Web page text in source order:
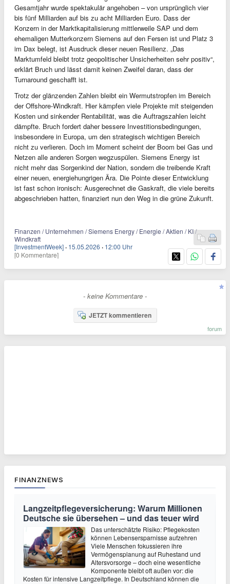
Gesamtjahr wurde spektakulär angehoben – von ursprünglich vier
bis fünf Milliarden auf bis zu acht Milliarden Euro. Dass der
Konzern in der Marktkapitalisierung mittlerweile SAP und dem
ehemaligen Mutterkonzern Siemens auf den Fersen ist und Platz 3
im Dax belegt, ist Ausdruck dieser neuen Resilienz. „Das
Marktumfeld bleibt trotz geopolitischer Unsicherheiten sehr positiv“,
erklärt Bruch und lässt damit keinen Zweifel daran, dass der
Turnaround geschafft ist.
Trotz der glänzenden Zahlen bleibt ein Wermutstropfen im Bereich
der Offshore-Windkraft. Hier kämpfen viele Projekte mit steigenden
Kosten und sinkender Rentabilität, was die Auftragszahlen leicht
dämpfte. Bruch fordert daher bessere Investitionsbedingungen,
insbesondere in Europa, um den strategisch wichtigen Bereich
nicht zu verlieren. Doch im Moment scheint der Boom bei Gas und
Netzen alle anderen Sorgen wegzuspülen. Siemens Energy ist
nicht mehr das Sorgenkind der Nation, sondern die treibende Kraft
einer neuen, energiehungrigen Ära. Die Pointe dieser Entwicklung
ist fast schon ironisch: Ausgerechnet die Gaskraft, die viele bereits
abgeschrieben hatten, finanziert nun den Weg in die grüne Zukunft.
Finanzen / Unternehmen / Siemens Energy / Energie / Aktien / KI /
Windkraft
[InvestmentWeek] · 15.05.2026 · 12:00 Uhr
[0 Kommentare]
- keine Kommentare -
JETZT kommentieren
forum
FINANZNEWS
Langzeitpflegeversicherung: Warum Millionen
Deutsche sie übersehen – und das teuer wird
Das unterschätzte Risiko: Pflegekosten
können Lebensersparnisse aufzehren
Viele Menschen fokussieren ihre
Vermögensplanung auf Ruhestand und
Altersvorsorge – doch eine wesentliche
Komponente bleibt oft außen vor: die
Kosten für intensive Langzeitpflege. In Deutschland können die